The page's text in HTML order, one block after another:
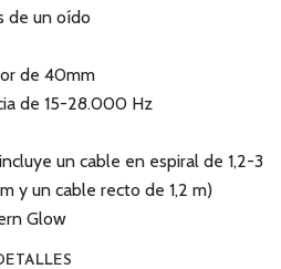
de un oído
de 40mm
de 15-28.000 Hz
un cable en espiral de 1,2-3
y un cable recto de 1,2 m)
Glow